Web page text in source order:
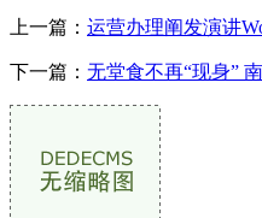
上一篇： 运营办理阐发演讲
下一篇： 无堂食不再“现身”